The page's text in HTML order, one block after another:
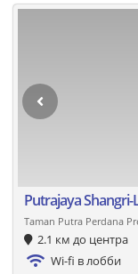
Putrajaya Shangri-
Taman Putra Perdana
2.1 км до центра
Wi-fi в лобби